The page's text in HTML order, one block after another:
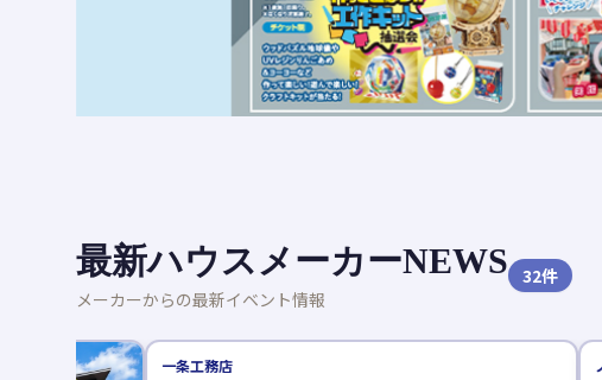
最新ハウスメーカーNEWS
メーカーからの最新イベント情報
32件
一条工務店 ノーブル